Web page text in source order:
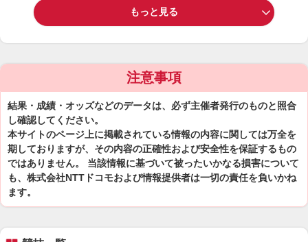
もっと見る
注意事項
結果・成績・オッズなどのデータは、必ず主催者発行のものと照合
し確認してください。
本サイトのページ上に掲載されている情報の内容に関しては万全を
期しておりますが、その内容の正確性および安全性を保証するもの
ではありません。 当該情報に基づいて被ったいかなる損害について
も、株式会社NTTドコモおよび情報提供者は一切の責任を負いかね
ます。